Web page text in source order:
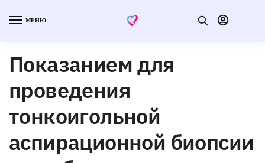
МЕНЮ
Показанием для
проведения
тонкоигольной
аспирационной биопсии